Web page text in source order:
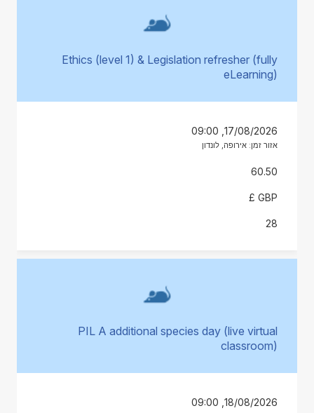
Ethics (level 1) & Legislation refresher (fully
eLearning)
17/08/2026, 09:00
אזור זמן: אירופה, לונדון
60.50
GBP £
PIL A additional species day (live virtual
classroom)
18/08/2026, 09:00